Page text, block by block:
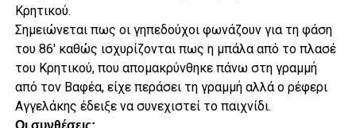
Κρητικού.
Σημειώνεται πως οι γηπεδούχοι φωνάζουν για τη φάση
του 86′ καθώς ισχυρίζονται πως η μπάλα από το πλασέ
του Κρητικού, που απομακρύνθηκε πάνω στη γραμμή
από τον Βαφέα, είχε περάσει τη γραμμή αλλά ο ρέφερι
Αγγελάκης έδειξε να συνεχιστεί το παιχνίδι.
Oι συνθέσεις: